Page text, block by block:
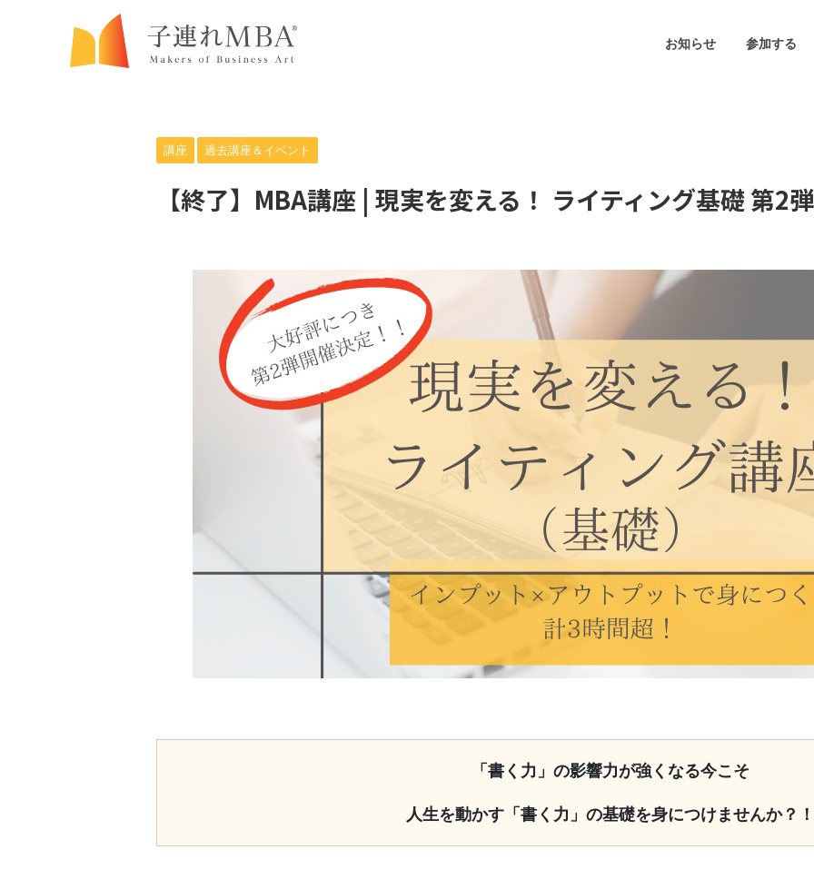
お知らせ 参加する
講座 過去講座＆イベント
【終了】MBA講座 | 現実を変える！ ライティング基礎 第2
「書く力」の影響力が強くなる今こそ
人生を動かす「書く力」の基礎を身につけませんか？！